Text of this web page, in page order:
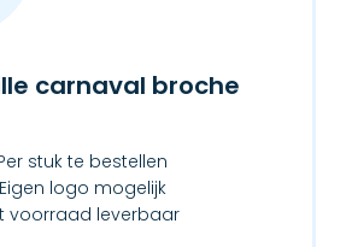
carnaval broche
stuk te bestellen
Eigen logo mogelijk
voorraad leverbaar